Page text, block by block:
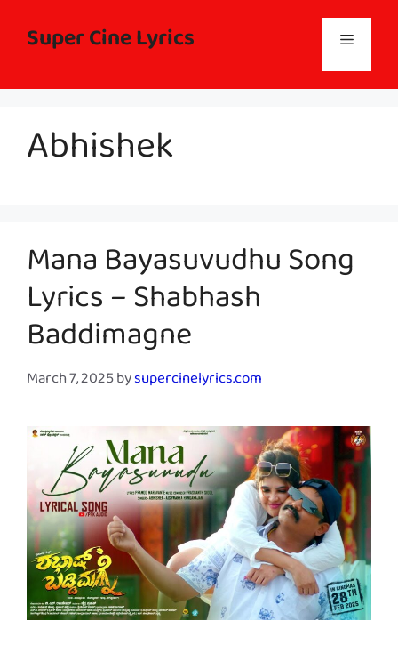
contentSuper Cine Lyrics Menu
Abhishek
Mana Bayasuvudhu Song
Lyrics – Shabhash
Baddimagne
March 7, 2025bysupercinelyrics.com